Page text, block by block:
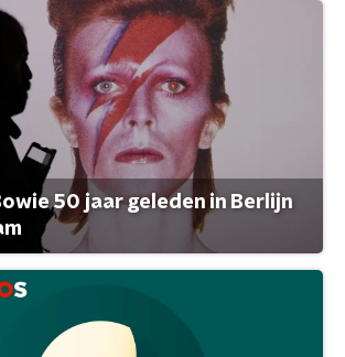
50 jaar geleden in Berlijn